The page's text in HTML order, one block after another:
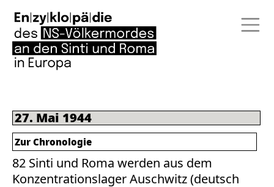
27. Mai 1944
82 Sinti und Roma werden aus dem
Konzentrationslager Auschwitz (deutsch
Zur Chronologie